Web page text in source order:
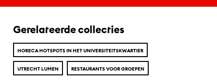
Gerelateerde collecties
HORECA HOTSPOTS IN HET UNIVERSITEITSKWARTIER
UTRECHT LUMEN RESTAURANTS VOOR GROEPEN